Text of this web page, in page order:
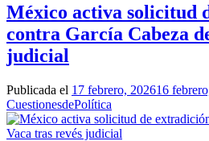
México activa solicitud
contra García Cabeza
judicial
Publicada el 17 febrero, 202616
CuestionesdePolítica